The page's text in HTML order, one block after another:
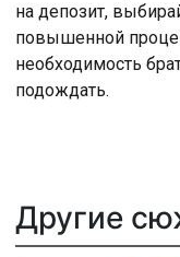
на депозит,
повышенной
необходимость
подождать.
Другие